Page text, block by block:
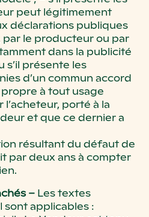
peut légitimement
déclarations publiques
le producteur ou par
dans la publicité
s’il présente les
d’un commun accord
à tout usage
porté à la
et que ce dernier a
résultant du défaut de
par deux ans à compter
– Les textes
sont applicables :